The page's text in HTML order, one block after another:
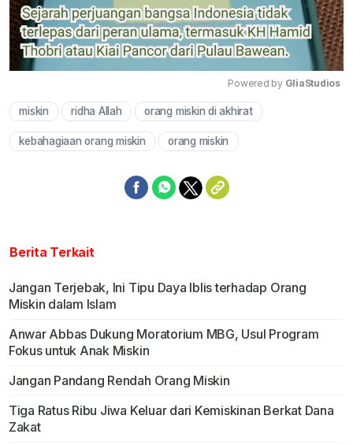
Powered by GliaStudios
miskin ridha Allah orang miskin di akhirat
kebahagiaan orang miskin orang miskin
Berita Terkait
Jangan Terjebak, Ini Tipu Daya Iblis terhadap Orang
Miskin dalam Islam
Anwar Abbas Dukung Moratorium MBG, Usul Program
Fokus untuk Anak Miskin
Jangan Pandang Rendah Orang Miskin
Tiga Ratus Ribu Jiwa Keluar dari Kemiskinan Berkat Dana
Zakat